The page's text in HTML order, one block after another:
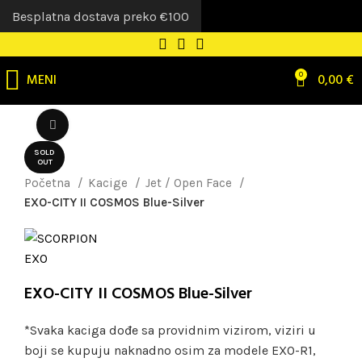
MENI 0 0,00€
SOLD
OUT
Početna Kacige
Jet / Open Face
EXO-CITY II COSMOS Blue-Silver
EXO-CITY II COSMOS Blue-Silver
*Svaka kaciga dođe sa providnim vizirom, viziri u
boji se kupuju naknadno osim za modele EXO-R1,
Besplatna dostava preko €100